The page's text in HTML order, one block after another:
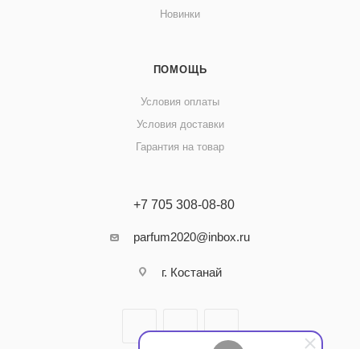
Новинки
ПОМОЩЬ
Условия оплаты
Условия доставки
Гарантия на товар
+7 705 308-08-80
parfum2020@inbox.ru
г. Костанай